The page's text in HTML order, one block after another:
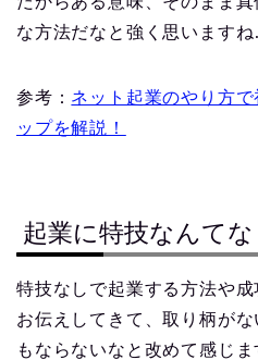
な方法だなと強く思いますね
参考： ネット起業のやり方
ップを解説！
起業に特技なんて
特技なしで起業する方法や
お伝えしてきて、取り柄が
もならないなと改めて感じま